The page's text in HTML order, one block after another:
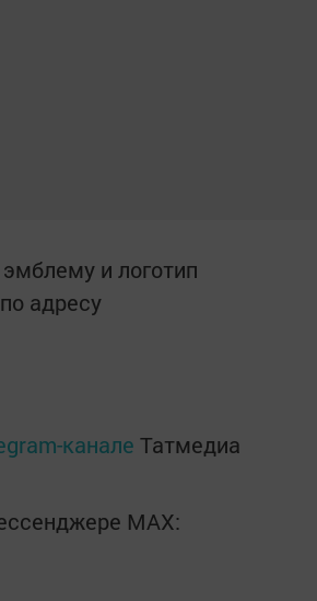
и логотип
адресу
канале Татмедиа
MАХ: